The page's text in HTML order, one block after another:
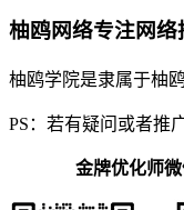
柚鸥网络专注网络
柚鸥学院是隶属于柚
PS：若有疑问或者推
金牌优化师微